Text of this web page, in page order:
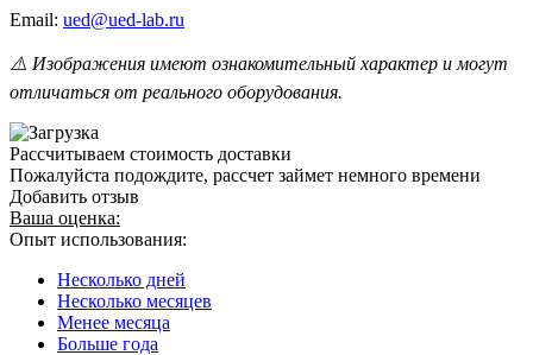
Email: ued@ued-lab.ru
⚠️ Изображения имеют ознакомительный характер и могут
отличаться от реального оборудования.
Рассчитываем стоимость доставки
Пожалуйста подождите, рассчет займет немного времени
Добавить отзыв
Ваша оценка:
Опыт использования:
Несколько дней
Несколько месяцев
Менее месяца
Больше года